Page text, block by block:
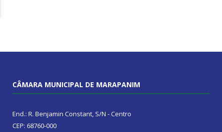
CÂMARA MUNICIPAL DE MARAPANIM
End.: R. Benjamin Constant, S/N - Centro
CEP: 68760-000